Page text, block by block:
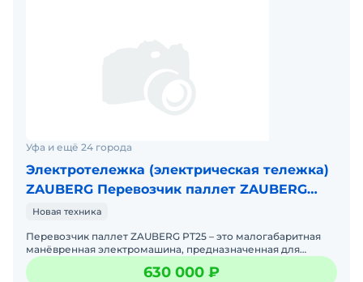
Уфа и ещё 24 города
Электротележка (электрическая тележка)
ZAUBERG Перевозчик паллет ZAUBERG
PT25L
Новая техника
Перевозчик паллет ZAUBERG PT25 – это малогабаритная
манёвренная электромашина, предназначенная для
перевозки поддонов внутри склада: от места разгрузки до
ме
630 000 ₽